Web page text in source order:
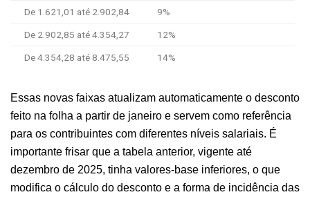
De 1.621,01 até 2.902,84 9%
De 2.902,85 até 4.354,27 12%
De 4.354,28 até 8.475,55 14%
Essas novas faixas atualizam automaticamente o desconto
feito na folha a partir de janeiro e servem como referência
para os contribuintes com diferentes níveis salariais. É
importante frisar que a tabela anterior, vigente até
dezembro de 2025, tinha valores-base inferiores, o que
modifica o cálculo do desconto e a forma de incidência das